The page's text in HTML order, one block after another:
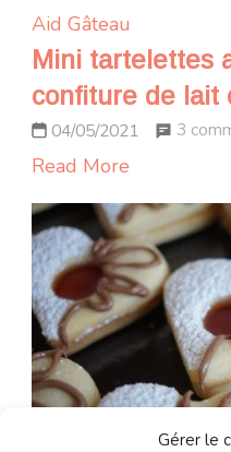
Gérer le
Aid Gâteau
Mini tartelettes
confiture de lait
04/05/2021 3
Read More